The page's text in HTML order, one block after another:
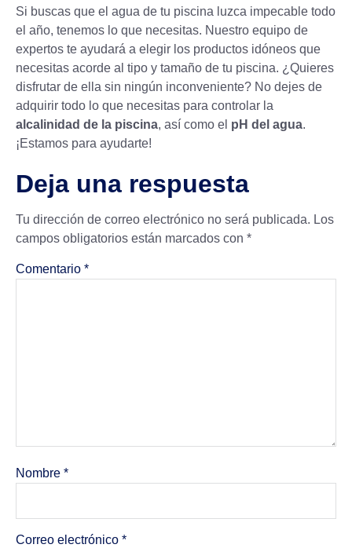
Si buscas que el agua de tu piscina luzca impecable todo
el año, tenemos lo que necesitas. Nuestro equipo de
expertos te ayudará a elegir los productos idóneos que
necesitas acorde al tipo y tamaño de tu piscina. ¿Quieres
disfrutar de ella sin ningún inconveniente? No dejes de
adquirir todo lo que necesitas para controlar la
alcalinidad de la piscina, así como el pH del agua.
¡Estamos para ayudarte!
Deja una respuesta
Tu dirección de correo electrónico no será publicada. Los
campos obligatorios están marcados con *
Comentario *
Nombre *
Correo electrónico *